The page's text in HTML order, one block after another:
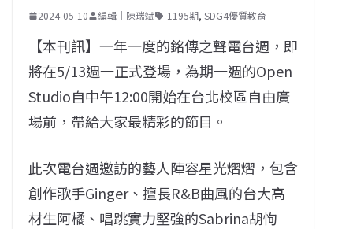
2024-05-10 編輯｜陳瑞斌 1195期, SDG4優質教育
【本刊訊】一年一度的銘傳之聲電台週，即
將在5/13週一正式登場，為期一週的Open
Studio自中午12:00開始在台北校區自由廣
場前，帶給大家最精彩的節目。
此次電台週邀訪的藝人陣容星光熠熠，包含
創作歌手Ginger、擅長R&B曲風的台大高
材生阿橘、唱跳實力堅強的Sabrina胡恂